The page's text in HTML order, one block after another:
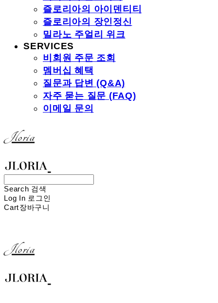
즐로리아의 아이덴티티
즐로리아의 장인정신
밀라노 주얼리 위크
SERVICES
비회원 주문 조회
멤버십 혜택
질문과 답변 (Q&A)
자주 묻는 질문 (FAQ)
이메일 문의
Jloria
Search 검색
Log In 로그인
Cart장바구니
Jloria